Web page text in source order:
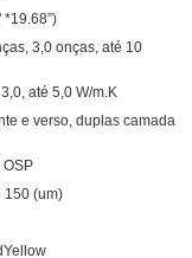
3,0 onças, até 10
até 5,0 W/m.K
e verso, duplas camada
OSP
150 (um)